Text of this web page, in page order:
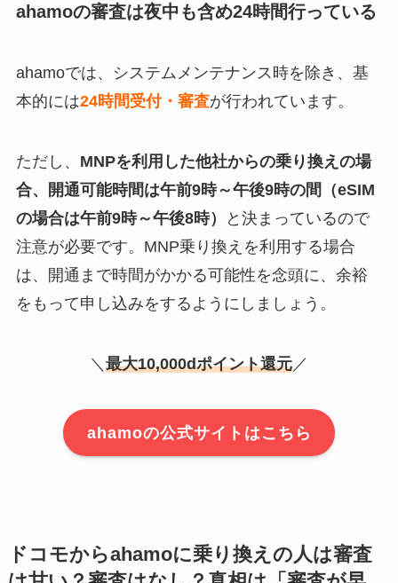
ahamoの審査は夜中も含め24時間行っている
ahamoでは、システムメンテナンス時を除き、基
本的には24時間受付・審査が行われています。
ただし、 MNPを利用した他社からの乗り換えの場
合、開通可能時間は午前9時～午後9時の間（eSIM
の場合は午前9時～午後8時）
と決まっているので
注意が必要です。MNP乗り換えを利用する場合
は、開通まで時間がかかる可能性を念頭に、余裕
をもって申し込みをするようにしましょう。
＼ 最大10,000dポイント還元 ／
ahamoの公式サイトはこちら
ドコモからahamoに乗り換えの人は審査